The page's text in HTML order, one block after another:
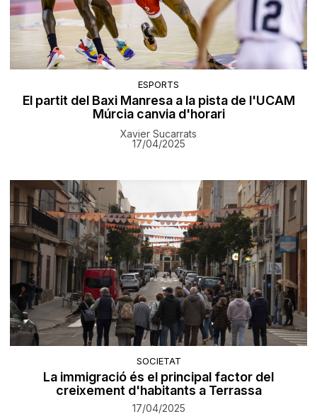
ESPORTS
El partit del Baxi Manresa a la pista de l'UCAM
Múrcia canvia d'horari
Xavier Sucarrats
17/04/2025
SOCIETAT
La immigració és el principal factor del
creixement d'habitants a Terrassa
17/04/2025